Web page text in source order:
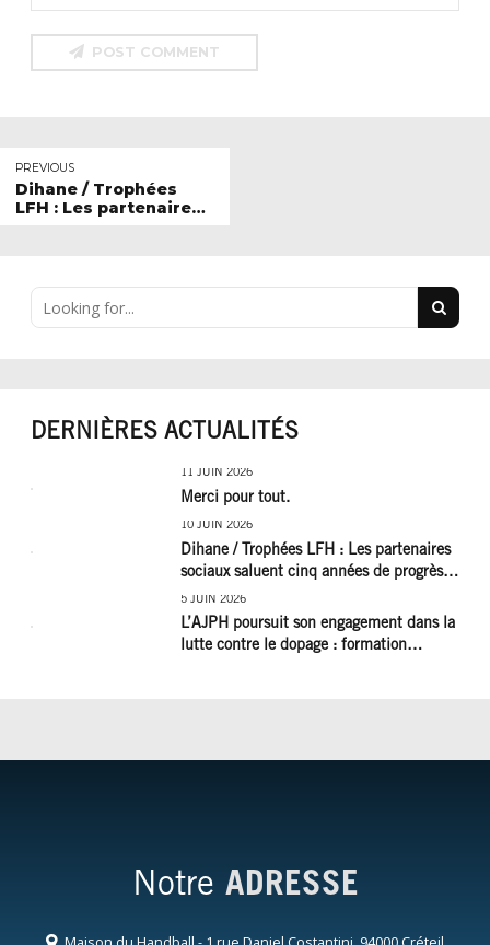
POST COMMENT
PREVIOUS
Dihane / Trophées
LFH : Les partenaires
poursuivre !
DERNIÈRES ACTUALITÉS
11 JUIN 2026
Merci pour tout.
10 JUIN 2026
Dihane / Trophées LFH : Les partenaires
sociaux saluent cinq années de progrès
social et les efforts à poursuivre !
5 JUIN 2026
L’AJPH poursuit son engagement dans la
lutte contre le dopage : formation
Notre ADRESSE